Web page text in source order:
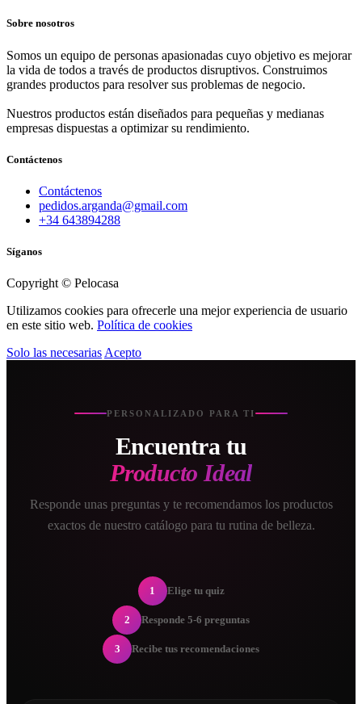
Sobre nosotros
Somos un equipo de personas apasionadas cuyo objetivo es mejorar
la vida de todos a través de productos disruptivos. Construimos
grandes productos para resolver sus problemas de negocio.
Nuestros productos están diseñados para pequeñas y medianas
empresas dispuestas a optimizar su rendimiento.
Contáctenos
Contáctenos
pedidos.arganda@gmail.com
+34 643894288
Síganos
Copyright © Pelocasa
Utilizamos cookies para ofrecerle una mejor experiencia de usuario
en este sitio web. Política de cookies
Solo las necesarias Acepto
PERSONALIZADO PARA TI
Encuentra tu
Producto Ideal
Responde unas preguntas y te recomendamos los productos
exactos de nuestro catálogo para tu rutina de belleza.
1 Elige tu quiz
2 Responde 5-6 preguntas
3 Recibe tus recomendaciones